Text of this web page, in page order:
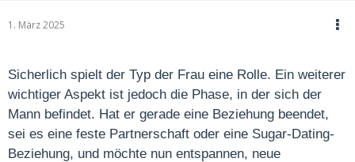
1. März 2025
Sicherlich spielt der Typ der Frau eine Rolle. Ein weiterer
wichtiger Aspekt ist jedoch die Phase, in der sich der
Mann befindet. Hat er gerade eine Beziehung beendet,
sei es eine feste Partnerschaft oder eine Sugar-Dating-
Beziehung, und möchte nun entspannen, neue